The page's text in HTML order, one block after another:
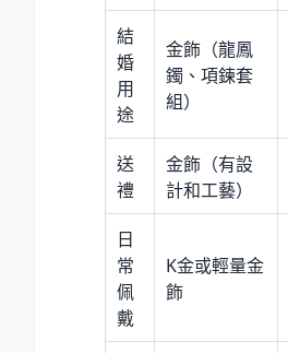
結
婚
用
途
金飾（龍鳳
鐲、項鍊套
組）
送
禮
金飾（有設
計和工藝）
日
常
佩
戴
K金或輕量金
飾